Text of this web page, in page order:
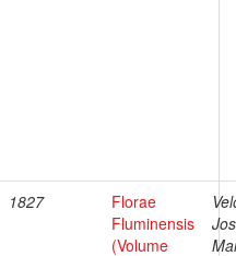
1827
Florae
Fluminensis
(Volume